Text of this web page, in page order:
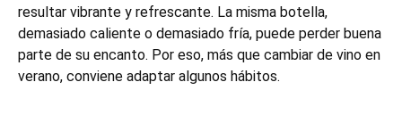
resultar vibrante y refrescante. La misma botella,
demasiado caliente o demasiado fría, puede perder buena
parte de su encanto. Por eso, más que cambiar de vino en
verano, conviene adaptar algunos hábitos.